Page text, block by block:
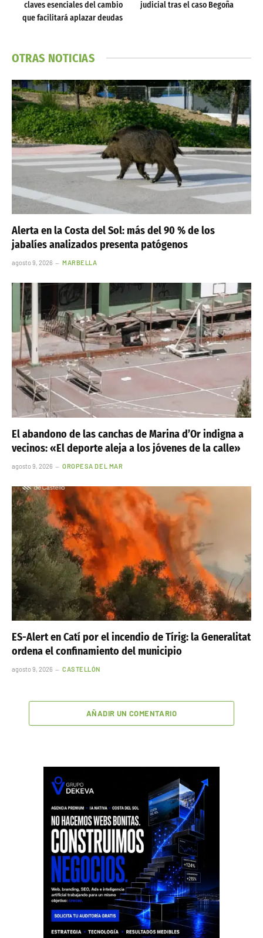
claves esenciales del cambio
que facilitará aplazar deudas
judicial tras el caso Begoña
OTRAS NOTICIAS
Alerta en la Costa del Sol: más del 90 % de los
jabalíes analizados presenta patógenos
agosto 9, 2026 MARBELLA
El abandono de las canchas de Marina d’Or indigna a
vecinos: «El deporte aleja a los jóvenes de la calle»
agosto 9, 2026 OROPESA DEL MAR
ES-Alert en Catí por el incendio de Tírig: la Generalitat
ordena el confinamiento del municipio
agosto 9, 2026 CASTELLÓN
AÑADIR UN COMENTARIO